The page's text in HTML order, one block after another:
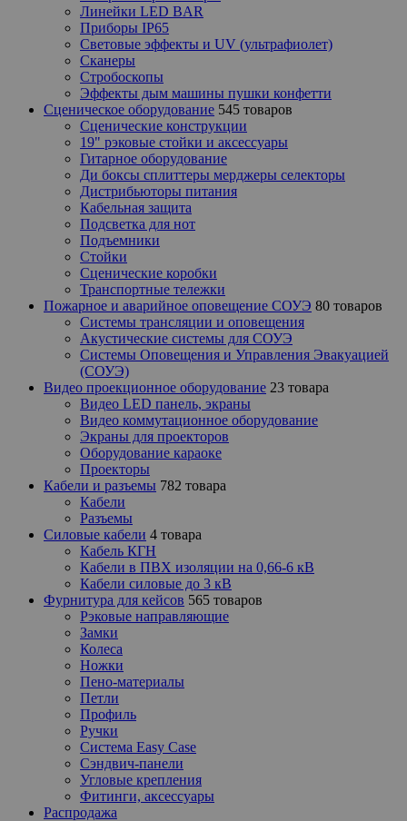
Линейки LED BAR
Приборы IP65
Световые эффекты и UV (ультрафиолет)
Сканеры
Стробоскопы
Эффекты дым машины пушки конфетти
Сценическое оборудование 545 товаров
Сценические конструкции
19" рэковые стойки и аксесcуары
Гитарное оборудование
Ди боксы сплиттеры мерджеры селекторы
Дистрибьюторы питания
Кабельная защита
Подсветка для нот
Подъемники
Стойки
Сценические коробки
Транспортные тележки
Пожарное и аварийное оповещение СОУЭ 80 товаров
Cистемы трансляции и оповещения
Акустические системы для СОУЭ
Системы Оповещения и Управления Эвакуацией
(СОУЭ)
Видео проекционное оборудование 23 товара
Видео LED панель, экраны
Видео коммутационное оборудование
Экраны для проекторов
Оборудование караоке
Проекторы
Кабели и разъемы 782 товара
Кабели
Разъемы
Силовые кабели 4 товара
Кабель КГН
Кабели в ПВХ изоляции на 0,66-6 кВ
Кабели силовые до 3 кВ
Фурнитура для кейсов 565 товаров
Рэковые направляющие
Замки
Колеса
Ножки
Пено-материалы
Петли
Профиль
Ручки
Система Easy Case
Сэндвич-панели
Угловые крепления
Фитинги, аксессуары
Распродажа